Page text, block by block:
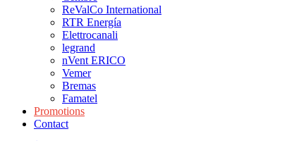
ReValCo International
RTR Energía
Elettrocanali
legrand
nVent ERICO
Vemer
Bremas
Famatel
Promotions
Contact